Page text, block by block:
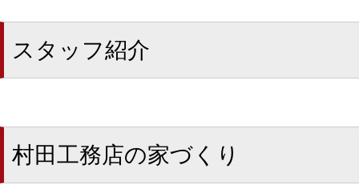
スタッフ紹介
村田工務店の家づくり